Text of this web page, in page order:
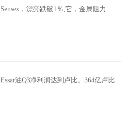
Sensex，漂亮跌破1％;它，金属阻力
Essar油Q3净利润达到卢比。364亿卢比